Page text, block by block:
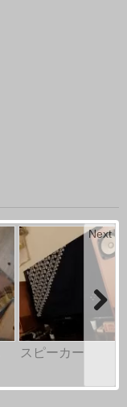
スピーカー
Next